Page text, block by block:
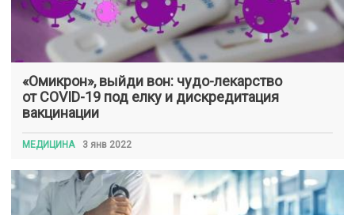
«Омикрон», выйди вон: чудо-лекарство
от COVID-19 под елку и дискредитация
вакцинации
МЕДИЦИНА 3 янв 2022